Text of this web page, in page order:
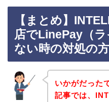
【まとめ】
店でLinePay（
ない時の対処の
いかがだった
記事では、